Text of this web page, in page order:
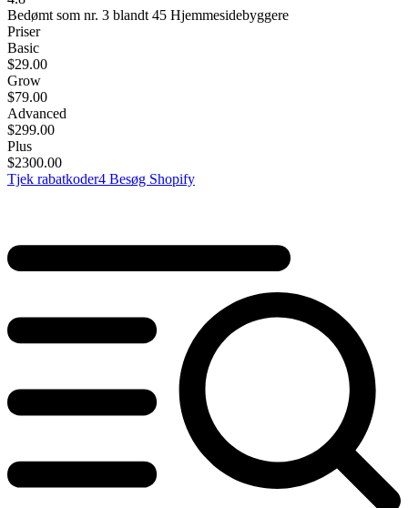
Bedømt som nr. 3 blandt 45 Hjemmesidebyggere
Priser
Basic
$29.00
Grow
$79.00
Advanced
$299.00
Plus
$2300.00
Tjek rabatkoder4 Besøg Shopify